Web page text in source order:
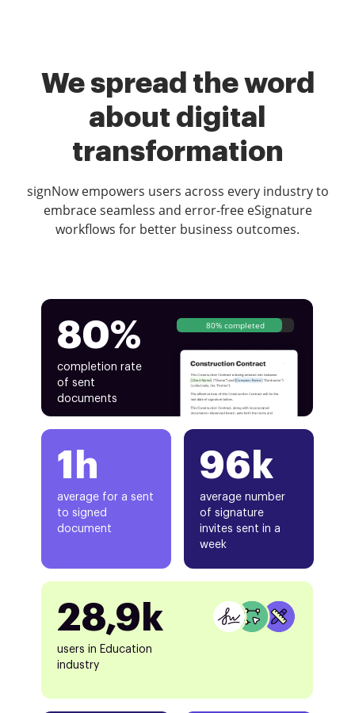
We spread the word
about digital
transformation
signNow empowers users across every industry to
embrace seamless and error-free eSignature
workflows for better business outcomes.
80%
completion rate
of sent
documents
80% completed
1h
average for a sent
to signed
document
96k
average number
of signature
invites sent in a
week
28,9k
users in Education
industry